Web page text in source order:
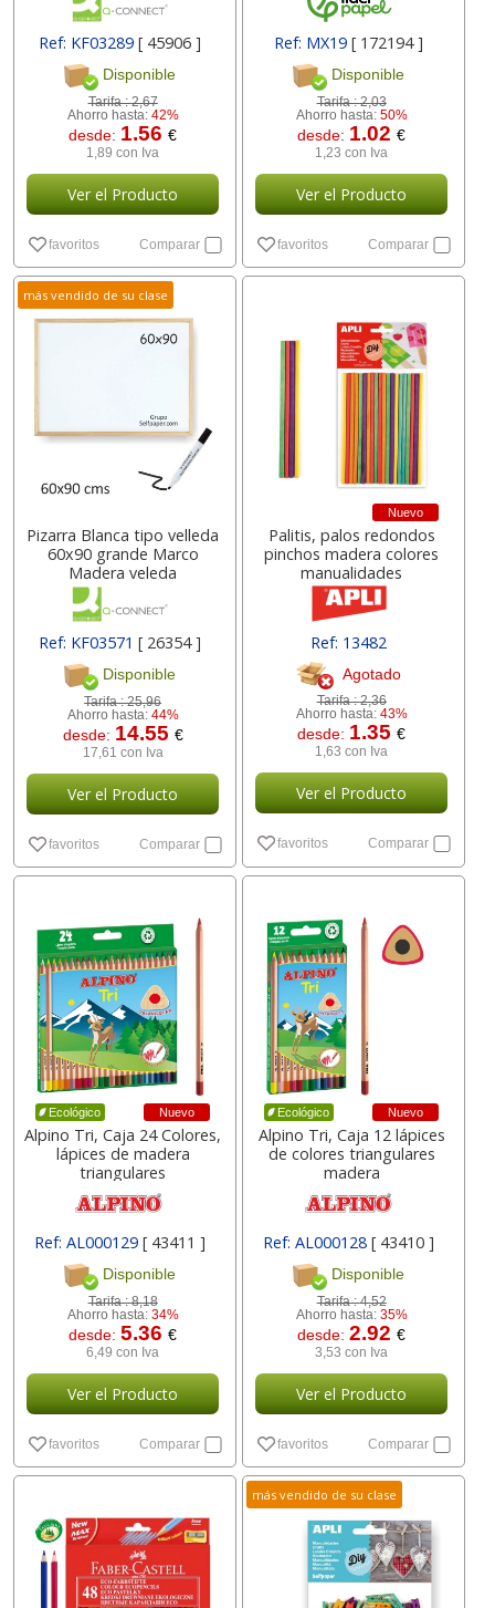
Ref: KF03289 [ 45906 ]
Disponible
Tarifa :2,67
Ahorro hasta: 42%
desde: 1.56€
1,89 con Iva
Ver el Producto
favoritos Comparar
Ref: MX19 [ 172194 ]
Disponible
Tarifa :2,03
Ahorro hasta: 50%
desde: 1.02€
1,23 con Iva
Ver el Producto
favoritos Comparar
más vendido de su clase
Pizarra Blanca tipo velleda
60x90 grande Marco
Madera veleda
Ref: KF03571 [ 26354 ]
Disponible
Tarifa :25,96
Ahorro hasta: 44%
desde: 14.55 €
17,61 con Iva
Ver el Producto
favoritos Comparar
Nuevo
Palitis, palos redondos
pinchos madera colores
manualidades
Ref: 13482
Agotado
Tarifa :2,36
Ahorro hasta: 43%
desde: 1.35€
1,63 con Iva
Ver el Producto
favoritos Comparar
Ecológico Nuevo
Alpino Tri, Caja 24 Colores,
lápices de madera
triangulares
Ref: AL000129 [ 43411 ]
Disponible
Tarifa :8,18
Ahorro hasta: 34%
desde:5.36€
6,49 con Iva
Ver el Producto
favoritos Comparar
Ecológico Nuevo
Alpino Tri, Caja 12 lápices
de colores triangulares
madera
Ref: AL000128 [ 43410 ]
Disponible
Tarifa :4,52
Ahorro hasta: 35%
desde:2.92€
3,53 con Iva
Ver el Producto
favoritos Comparar
más vendido de su clase